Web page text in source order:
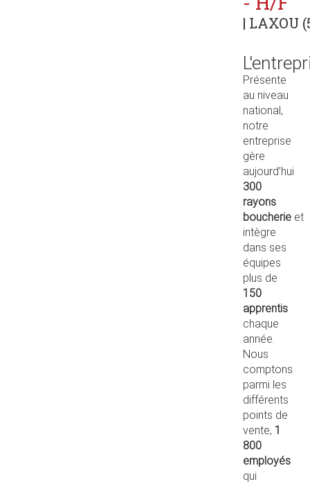
| LAXOU
Présente
au niveau
national,
notre
entreprise
gère
aujourd’hui
300
rayons
boucherie et
intègre
dans ses
équipes
plus de
150
apprentis
chaque
année.
Nous
comptons
parmi les
différents
points de
vente, 1
800
employés
qui